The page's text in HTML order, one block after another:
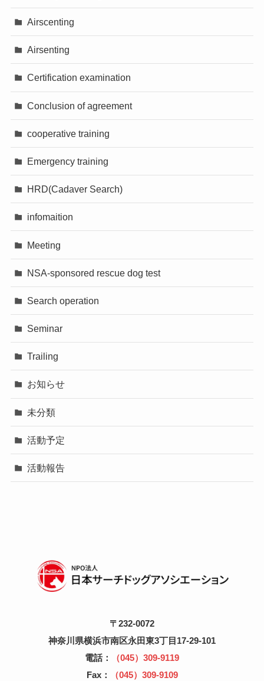
Airscenting
Airsenting
Certification examination
Conclusion of agreement
cooperative training
Emergency training
HRD(Cadaver Search)
infomaition
Meeting
NSA-sponsored rescue dog test
Search operation
Seminar
Trailing
お知らせ
未分類
活動予定
活動報告
〒232-0072
神奈川県横浜市南区永田東3丁目17-29-101
電話：
（045）309-9119
Fax：
（045）309-9109